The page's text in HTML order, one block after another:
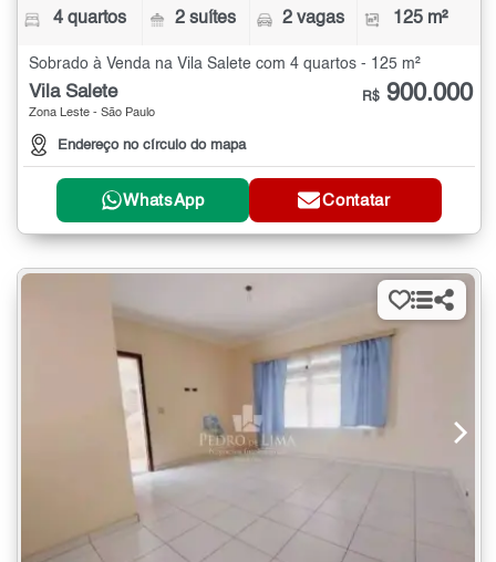
4 quartos 2 suítes 2 vagas 125 m²
Sobrado à Venda na Vila Salete com 4 quartos - 125 m²
Vila Salete
Zona Leste - São Paulo
Endereço no círculo do mapa
R$ 900.000
WhatsApp Contatar